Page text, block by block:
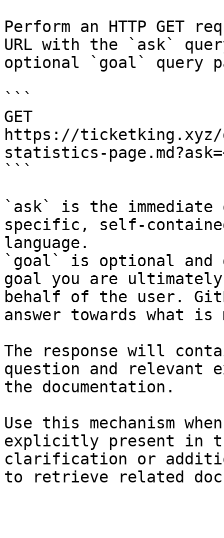
Perform an HTTP GET
URL with the `ask`
optional `goal` query
```
GET
https://ticketking.xyz/
statistics-
```
`ask` is the
specific, self-
language.
`goal` is optional and
goal you are
behalf of the user.
answer towards what
The response will
question and relevant
the documentation.
Use this mechanism
explicitly present in
clarification or